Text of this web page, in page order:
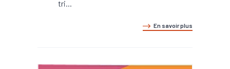
tri...
En savoir plus